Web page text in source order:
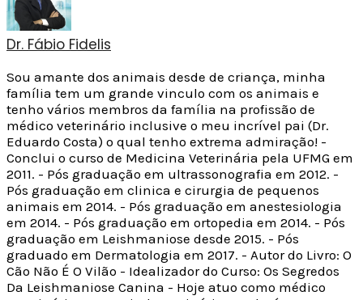
Dr. Fábio Fidelis
Sou amante dos animais desde de criança, minha
família tem um grande vinculo com os animais e
tenho vários membros da família na profissão de
médico veterinário inclusive o meu incrível pai (Dr.
Eduardo Costa) o qual tenho extrema admiração! -
Conclui o curso de Medicina Veterinária pela UFMG em
2011. - Pós graduação em ultrassonografia em 2012. -
Pós graduação em clinica e cirurgia de pequenos
animais em 2014. - Pós graduação em anestesiologia
em 2014. - Pós graduação em ortopedia em 2014. - Pós
graduação em Leishmaniose desde 2015. - Pós
graduado em Dermatologia em 2017. - Autor do Livro: O
Cão Não É O Vilão - Idealizador do Curso: Os Segredos
Da Leishmaniose Canina - Hoje atuo como médico